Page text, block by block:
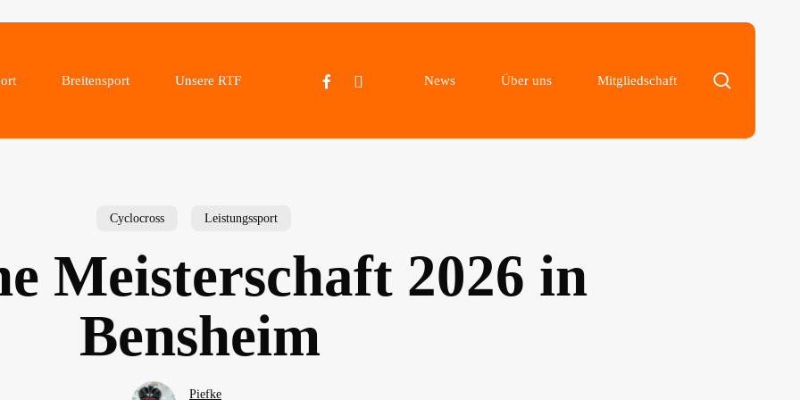
Breitensport Unsere RTF News Über uns Mitgliedschaft
facebookinstagram
Cyclocross Leistungssport
Meisterschaft 2026 in
Bensheim
Piefke